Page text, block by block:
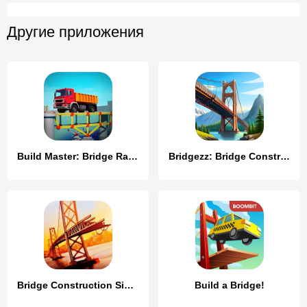
Другие приложения
Build Master: Bridge Race Bridgezz: Bridge Construction
Bridge Construction Simulator Build a Bridge!